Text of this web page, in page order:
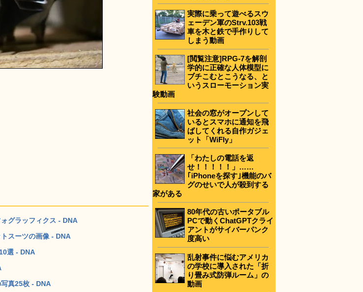
グラッフィクス - DNA
スーツの画像 - DNA
選 - DNA
真25枚 - DNA
実際に乗って遊べるスウ
ェーデン軍のStrv.103戦
車を木と鉄で手作りして
しまう動画
[閲覧注意]RPG-7を解剖
学的に正確な人体模型に
ブチこむとこうなる、と
いうスローモーション実
験動画
社会の窓がオープンして
いるとスマホに通知を飛
ばしてくれる自作ガジェ
ット「WiFly」
「わたしの電話を返
せ！！！！！」……
｢iPhoneを探す｣機能のバ
グのせいで人が殺到する
家がある
80年代の古いポータブル
PCで動くChatGPTクライ
アントがサイバーパンク
度高い
乱射事件に悩むアメリカ
の学校に導入された「折
り畳み式防弾ルーム」の
動画